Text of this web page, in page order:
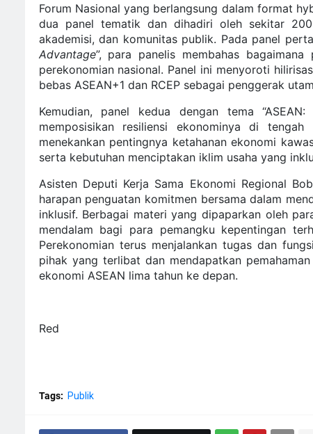
Forum Nasional yang berlangsung dalam format
dua panel tematik dan dihadiri oleh sekitar
akademisi, dan komunitas publik. Pada panel
Advantage”, para panelis membahas
perekonomian nasional. Panel ini menyoroti
bebas ASEAN+1 dan RCEP sebagai penggerak
Kemudian, panel kedua dengan tema “ASEAN:
memposisikan resiliensi ekonominya di
menekankan pentingnya ketahanan ekonomi
serta kebutuhan menciptakan iklim usaha yang
Asisten Deputi Kerja Sama Ekonomi Regional
harapan penguatan komitmen bersama dalam
inklusif. Berbagai materi yang dipaparkan oleh
mendalam bagi para pemangku kepentingan
Perekonomian terus menjalankan tugas dan
pihak yang terlibat dan mendapatkan
ekonomi ASEAN lima tahun ke depan.
Red
Tags: Publik